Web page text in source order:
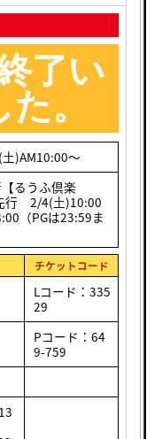
了い
。
)AM10:00〜
るうふ倶楽
行 2/4(土)10:00
（PGは23:59ま
チケットコード
Lコード：335
29
Pコード：64
9-759